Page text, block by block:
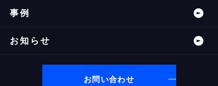
事例
お知らせ
お問い合わせ